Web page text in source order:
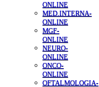
ONLINE
MED.INTERNA-
ONLINE
MGF-
ONLINE
NEURO-
ONLINE
ONCO-
ONLINE
OFTALMOLOGIA-